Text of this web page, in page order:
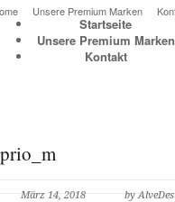
Unsere Premium Marken
Startseite
Unsere Premium Marken
Kontakt
prio_m
März 14, 2018 by